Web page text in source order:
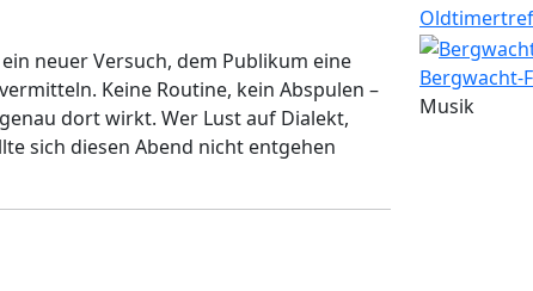
ein neuer Versuch, dem Publikum eine
Keine Routine, kein Abspulen –
dort wirkt. Wer Lust auf Dialekt,
sich diesen Abend nicht entgehen
Bergwacht-
Musik